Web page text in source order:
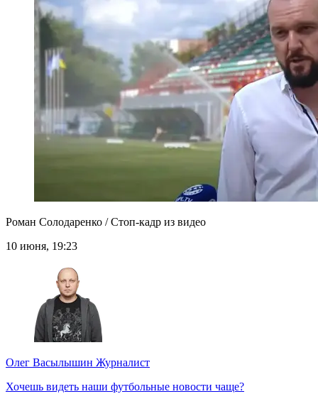
Роман Солодаренко / Стоп-кадр из видео
10 июня, 19:23
Олег Васылышин Журналист
Хочешь видеть наши футбольные новости чаще?